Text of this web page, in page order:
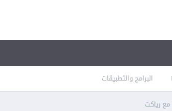
البرامج والتطبيقات
رياكت